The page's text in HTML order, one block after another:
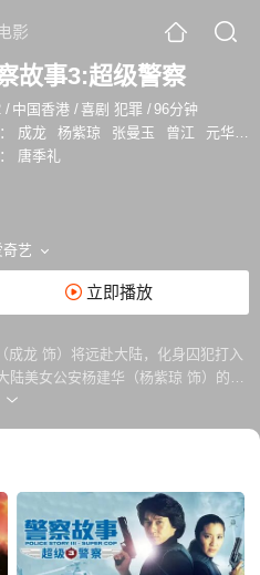
影
故事3:超级警察
/ 中国香港 /喜剧 犯罪 /96分钟
成龙 杨紫琼 张曼玉 曾江 元华
唐季礼
奇艺
立即播放
成龙 饰）将远赴大陆，化身囚犯打入
美女公安杨建华（杨紫琼 饰）的帮
团成员豹强（元华 饰）。豹强视家驹
他们同行。他们来到香港见到了集
。猜霸带着手下前往吉隆坡营救被绑
张曼玉 饰）。阿美不知家驹正在执行
的举动引起了集团成员的怀疑，连场